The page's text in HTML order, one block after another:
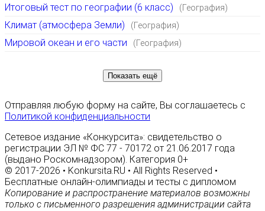
Итоговый тест по географии (6 класс) (География)
Климат (атмосфера Земли) (География)
Мировой океан и его части (География)
Показать ещё
Отправляя любую форму на сайте, Вы соглашаетесь с
Политикой конфиденциальности
Сетевое издание «Конкурсита»: свидетельство о
регистрации ЭЛ № ФС 77 - 70172 от 21.06.2017 года
(выдано Роскомнадзором). Категория 0+
© 2017-2026 • Konkursita.RU • All Rights Reserved •
Бесплатные онлайн-олимпиады и тесты с дипломом
Копирование и распространение материалов возможны
только с письменного разрешения администрации сайта